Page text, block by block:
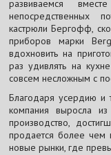
развиваемся
непосредственных
кастрюли Бергофф,
приборов марки
вдохновить на
раз удивлять на
совсем несложным с
Благодаря усердию и
компания выросла
производство,
продается более чем
новые рынки, где